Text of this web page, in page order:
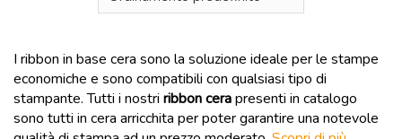
I ribbon in base cera sono la soluzione ideale per le stampe
economiche e sono compatibili con qualsiasi tipo di
stampante. Tutti i nostri ribbon cerapresenti in catalogo
sono tutti in cera arricchita per poter garantire una notevole